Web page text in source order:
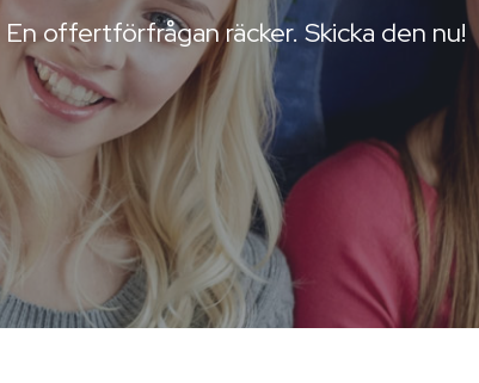
En offertförfrågan räcker. Skicka den nu!